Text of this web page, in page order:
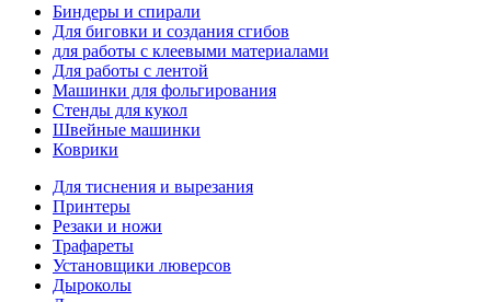
Биндеры и спирали
Для биговки и создания сгибов
для работы с клеевыми материалами
Для работы с лентой
Машинки для фольгирования
Стенды для кукол
Швейные машинки
Коврики
Для тиснения и вырезания
Принтеры
Резаки и ножи
Трафареты
Установщики люверсов
Дыроколы